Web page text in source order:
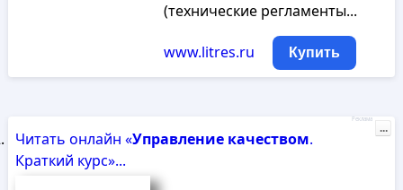
(технические регламенты...
www.litres.ru Купить
Читать онлайн «Управление качеством.
Краткий курс»...
Реклама
...